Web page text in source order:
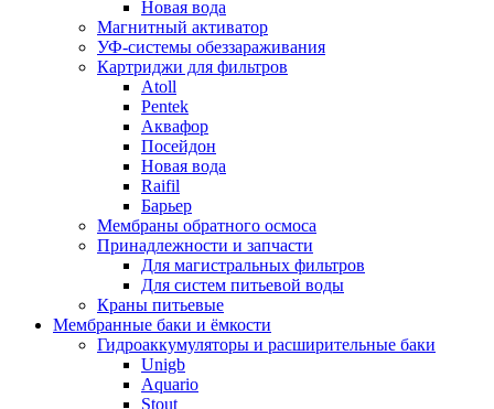
Новая вода
Магнитный активатор
УФ-системы обеззараживания
Картриджи для фильтров
Atoll
Pentek
Аквафор
Посейдон
Новая вода
Raifil
Барьер
Мембраны обратного осмоса
Принадлежности и запчасти
Для магистральных фильтров
Для систем питьевой воды
Краны питьевые
Мембранные баки и ёмкости
Гидроаккумуляторы и расширительные баки
Unigb
Aquario
Stout